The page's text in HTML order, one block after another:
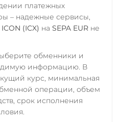
ERC20 BEP20
Polygon
ARB
OP
NEAR
VeChain (VET)
Verge (XVG)
WAVES
Wrapped Bitcoin (WBTC)
ERC20
RUB UAH
РНКБ RUB
Россельхоз банк RUB
Русский Стандарт RUB
Сбербанк
RUB
платежных
– надежные сервисы,
ICON (ICX) на SEPA EUR не
обменники и
информацию. В
курс, минимальная
операции, объем
срок исполнения